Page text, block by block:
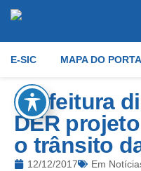
E-SIC MAPA DO
Prefeitura
DER
o trânsito
12/12/2017 Em